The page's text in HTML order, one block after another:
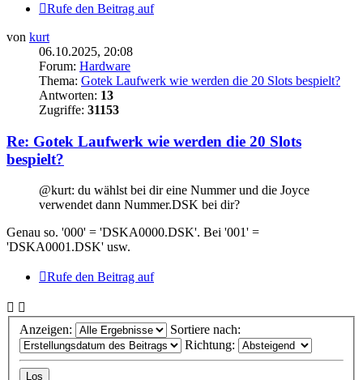
Rufe den Beitrag auf
von kurt
06.10.2025, 20:08
Forum: Hardware
Thema: Gotek Laufwerk wie werden die 20 Slots bespielt?
Antworten: 13
Zugriffe: 31153
Re: Gotek Laufwerk wie werden die 20 Slots
bespielt?
@kurt: du wählst bei dir eine Nummer und die Joyce
verwendet dann Nummer.DSK bei dir?
Genau so. '000' = 'DSKA0000.DSK'. Bei '001' =
'DSKA0001.DSK' usw.
Rufe den Beitrag auf
Anzeigen:
Sortiere nach:
Richtung: